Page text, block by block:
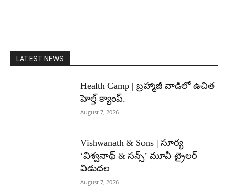
LATEST NEWS
Health Camp | బ్రహ్మాజీ వాడిలో ఉచిత
హెల్త్ క్యాంప్.
August 7, 2026
Vishwanath & Sons | సూర్య
‘విశ్వనాథ్ & సన్స్’ మూవీ ట్రైలర్
విడుదల
August 7, 2026